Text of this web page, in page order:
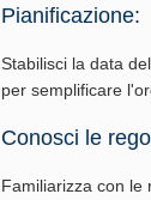
Pianificazione:
Stabilisci la data
per semplificare
Conosci le
Familiarizza con le